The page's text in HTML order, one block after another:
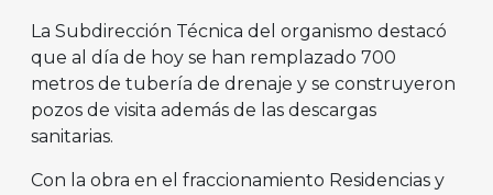
La Subdirección Técnica del organismo destacó
que al día de hoy se han remplazado 700
metros de tubería de drenaje y se construyeron
pozos de visita además de las descargas
sanitarias.
Con la obra en el fraccionamiento Residencias y